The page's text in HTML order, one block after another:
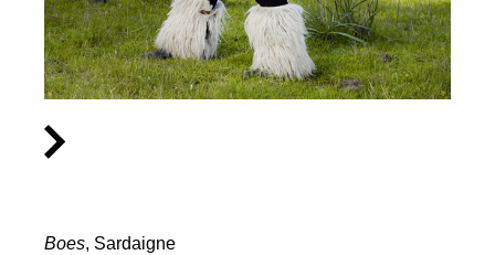
Boes, Sardaigne